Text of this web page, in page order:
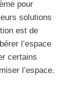
pour
solutions
est de
l’espace
certains
l’espace.